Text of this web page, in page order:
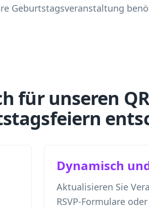
Geburtstagsveranstaltung
für unseren
Dynamisch
Aktualisieren Sie
RSVP-Formulare